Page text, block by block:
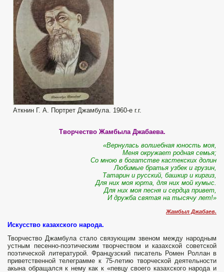
Аткнин Г. А. Портрет Джамбула. 1960-е г.г.
Творчество Жамбыла Джабаева.
«Вернулась волшебная юность моя,
Меня окружает родная семья;
Со мною в богатстве кастекских долин
Любимые братья узбек и грузин,
Татарин и русский, башкир и киргиз,
Для них моя юрта, для них мой кумыс.
Для них моя песня и сердца привет,
И дружба святая на тысячу лет!»
Жамбыл Джабаев.
Искусство казахского народа.
Творчество Джамбула стало связующим звеном между народным
устным песенно-поэтическим творчеством и казахской советской
поэтической литера­турой. Французский писатель Ромен Роллан в
приветственной телеграмме к 75-летию творческой деятельности
акына обращался к нему как к «певцу своего казахского народа и